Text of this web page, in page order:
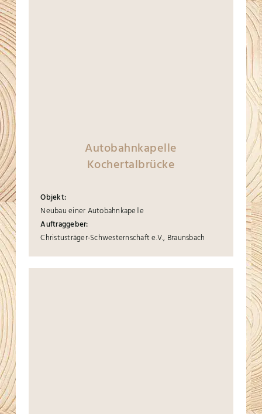
Autobahnkapelle
Kochertalbrücke
Objekt:
Neubau einer Autobahnkapelle
Auftraggeber:
Christusträger-Schwesternschaft e.V., Braunsbach